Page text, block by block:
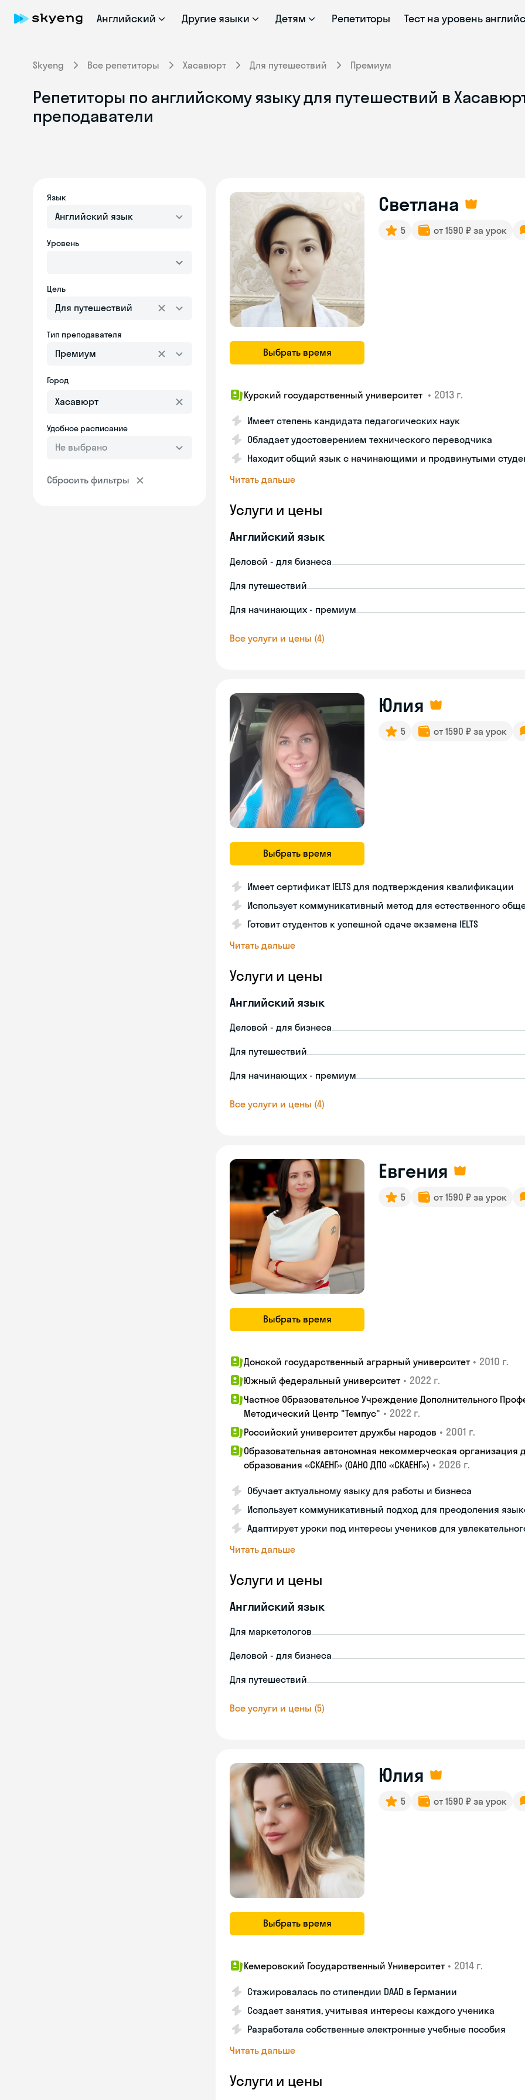
Английский Другие языки Детям Репетиторы Тест на уровень
Skyeng Все репетиторы Хасавюрт Для путешествий Премиум
Репетиторы по английскому языку для путешествий в
преподаватели
Язык
Английский язык
Уровень
Цель
Для путешествий
Тип преподавателя
Премиум
Город
Удобное расписание
Не выбрано
Сбросить фильтры
Выбрать время
Светлана
5 от 1590 ₽ за урок
Курский государственный университет • 2013 г.
Имеет степень кандидата педагогических наук
Обладает удостоверением технического переводчика
Находит общий язык с начинающими и продвинутыми
Читать дальше
Услуги и цены
Английский язык
Деловой - для бизнеса
Для путешествий
Для начинающих - премиум
Все услуги и цены (4)
Выбрать время
Юлия
5 от 1590 ₽ за урок
Имеет сертификат IELTS для подтверждения квалификации
Использует коммуникативный метод для естественного
Готовит студентов к успешной сдаче экзамена IELTS
Читать дальше
Услуги и цены
Английский язык
Деловой - для бизнеса
Для путешествий
Для начинающих - премиум
Все услуги и цены (4)
Выбрать время
Евгения
5 от 1590 ₽ за урок
Донской государственный аграрный университет • 2010 г.
Южный федеральный университет • 2022 г.
Частное Образовательное Учреждение Дополнительного
Методический Центр "Темпус" • 2022 г.
Российский университет дружбы народов • 2001 г.
Образовательная автономная некоммерческая организация
образования «СКАЕНГ» (ОАНО ДПО «СКАЕНГ») • 2026 г.
Обучает актуальному языку для работы и бизнеса
Использует коммуникативный подход для преодоления
Адаптирует уроки под интересы учеников для
Читать дальше
Услуги и цены
Английский язык
Для маркетологов
Деловой - для бизнеса
Для путешествий
Все услуги и цены (5)
Выбрать время
Юлия
5 от 1590 ₽ за урок
Кемеровский Государственный Университет • 2014 г.
Стажировалась по стипендии DAAD в Германии
Создает занятия, учитывая интересы каждого ученика
Разработала собственные электронные учебные пособия
Читать дальше
Услуги и цены